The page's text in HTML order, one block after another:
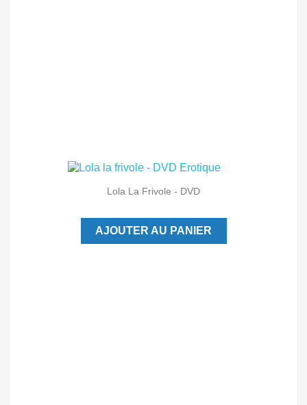
Lola La Frivole - DVD
AJOUTER AU PANIER